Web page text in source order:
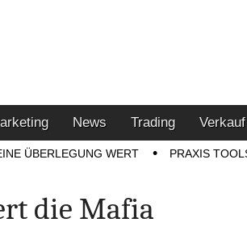
News Trading Verkauf
ÜBERLEGUNG WERT PRAXIS
die Mafia